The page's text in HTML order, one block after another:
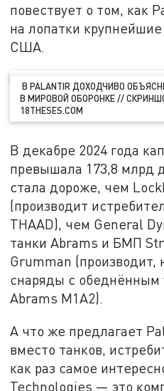
повествует о том, как
на лопатки
США.
В PALANTIR ДОХОДЧИВО
В МИРОВОЙ ОБОРОНКЕ //
18THESES.COM
В декабре 2024 года
превышала 173,8 млрд
стала дороже, чем
(производит
THAAD), чем General
танки Abrams и БМП
Grumman
снаряды с обеднённым
Abrams M1A2).
А что же предлагает
вместо танков,
как раз самое
Technologies — это